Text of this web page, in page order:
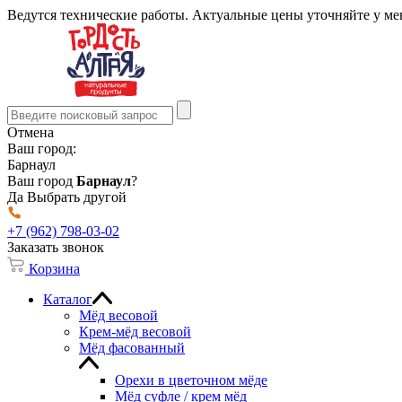
Ведутся технические работы. Актуальные цены уточняйте у
Отмена
Ваш город:
Барнаул
Ваш город Барнаул?
Да Выбрать другой
+7 (962) 798-03-02
Заказать звонок
Корзина
Каталог
Мёд весовой
Крем-мёд весовой
Мёд фасованный
Орехи в цветочном мёде
Мёд суфле / крем мёд